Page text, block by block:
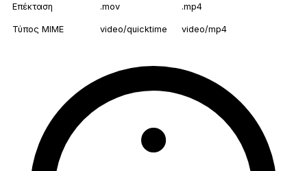
Επέκταση .mov .mp4
Τύπος MIME video/quicktime video/mp4